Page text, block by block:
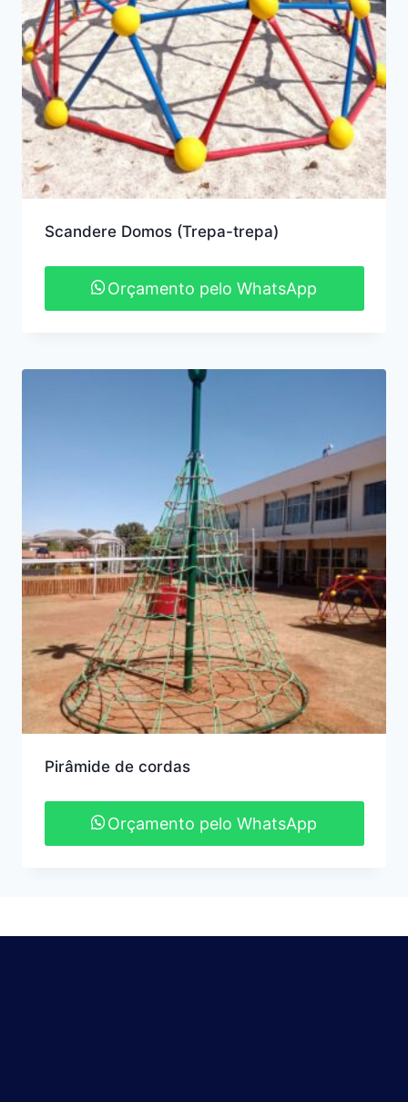
Scandere Domos (Trepa-trepa)
Orçamento pelo WhatsApp
Pirâmide de cordas
Orçamento pelo WhatsApp